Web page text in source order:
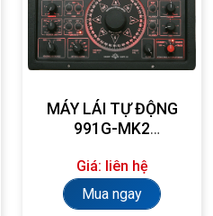
MÁY LÁI TỰ ĐỘNG
991G-MK2
Giá: liên hệ
Mua ngay